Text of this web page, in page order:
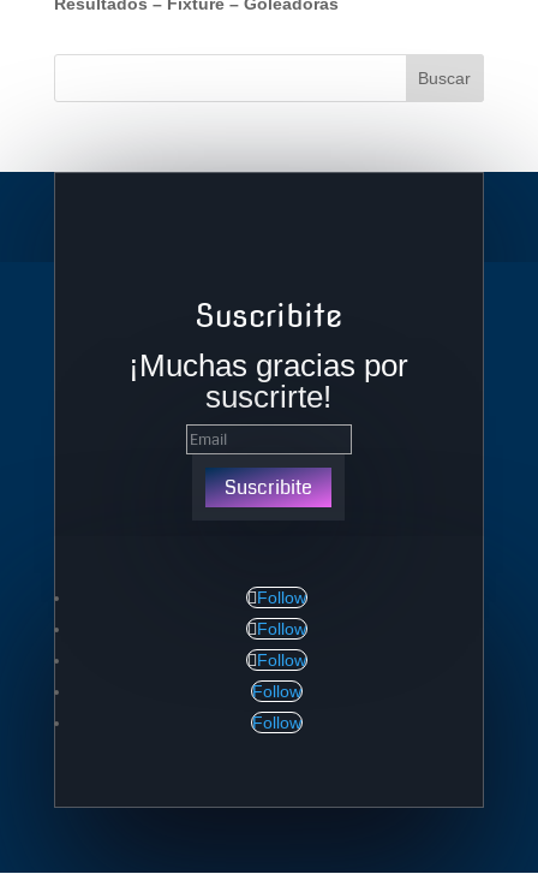
Suscribite
¡Muchas gracias por
suscrirte!
Suscribite
Follow
Follow
Follow
Follow
Follow